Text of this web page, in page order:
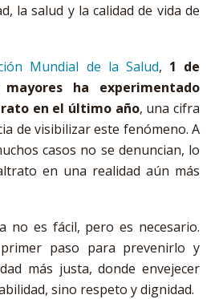
la salud y la calidad de vida de
Mundial de la Salud, 1 de
ha experimentado
en el último año, una cifra
de visibilizar este fenómeno. A
casos no se denuncian, lo
en una realidad aún más
no es fácil, pero es necesario.
paso para prevenirlo y
más justa, donde envejecer
sino respeto y dignidad.